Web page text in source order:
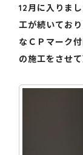
12月に入りま
工が続いてお
なＣＰマーク
の施工をさせて